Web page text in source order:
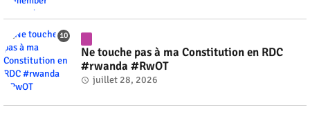
Ne touche pas à ma Constitution en RDC
#rwanda #RwOT
juillet 28, 2026